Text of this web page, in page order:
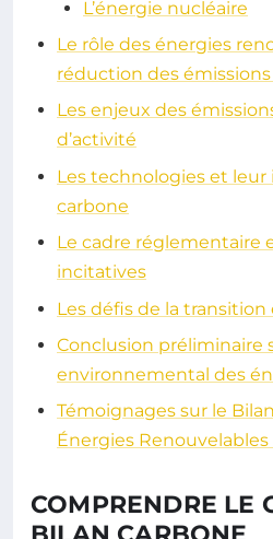
L’énergie nucléaire
Le rôle des énergies
réduction des
Les enjeux des
d’activité
Les technologies et
carbone
Le cadre réglementaire
incitatives
Les défis de la
Conclusion préliminaire
environnemental des
Témoignages sur le
Énergies Renouvelables
COMPRENDRE LE